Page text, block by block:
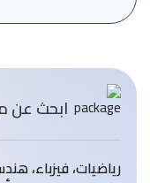
ابحث عن
رياضيات، فيزباء،